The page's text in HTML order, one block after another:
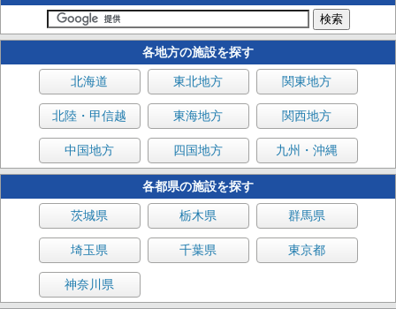
各地方の施設を探す
北海道 東北地方 関東地方
北陸・甲信越 東海地方 関西地方
中国地方 四国地方 九州・沖縄
各都県の施設を探す
茨城県 栃木県 群馬県
埼玉県 千葉県 東京都
神奈川県